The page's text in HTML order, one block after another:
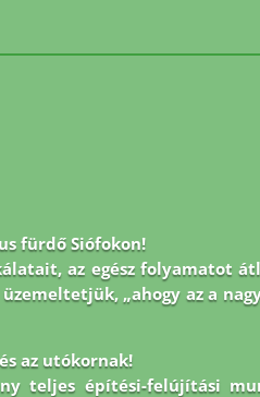
fürdő Siófokon!
az egész folyamatot
„ahogy az a
az utókornak!
teljes építési-felújítási